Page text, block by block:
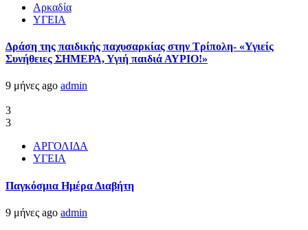
Αρκαδία
ΥΓΕΙΑ
Δράση της παιδικής παχυσαρκίας στην Τρίπολη- «Υγιείς
Συνήθειες ΣΗΜΕΡΑ, Υγιή παιδιά ΑΥΡΙΟ!»
9 μήνες ago admin
3
3
ΑΡΓΟΛΙΔΑ
ΥΓΕΙΑ
Παγκόσμια Ημέρα Διαβήτη
9 μήνες ago admin